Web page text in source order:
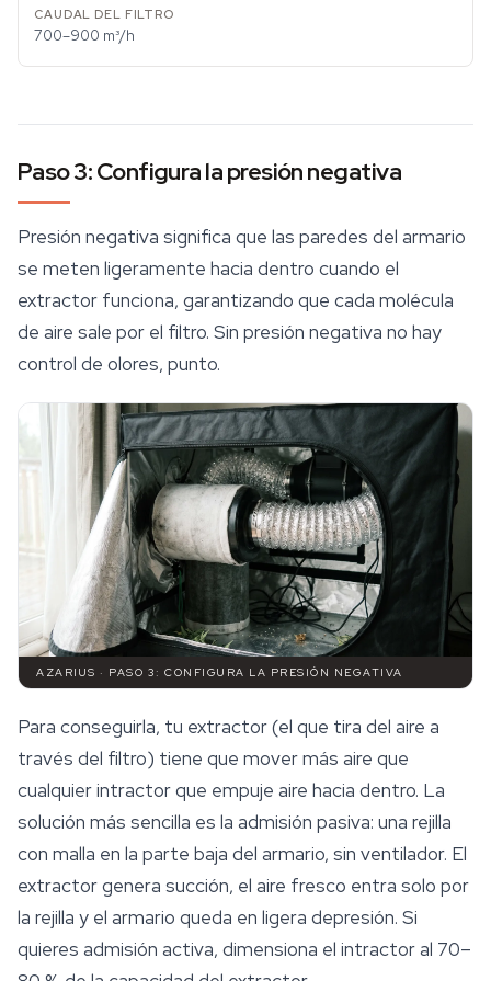
700–900 m³/h
Paso 3: Configura la presión negativa
Presión negativa significa que las paredes del armario
se meten ligeramente hacia dentro cuando el
extractor funciona, garantizando que cada molécula
de aire sale por el filtro. Sin presión negativa no hay
control de olores, punto.
AZARIUS · PASO 3: CONFIGURA LA PRESIÓN NEGATIVA
Para conseguirla, tu extractor (el que tira del aire a
través del filtro) tiene que mover más aire que
cualquier intractor que empuje aire hacia dentro. La
solución más sencilla es la admisión pasiva: una rejilla
con malla en la parte baja del armario, sin ventilador. El
extractor genera succión, el aire fresco entra solo por
la rejilla y el armario queda en ligera depresión. Si
quieres admisión activa, dimensiona el intractor al 70–